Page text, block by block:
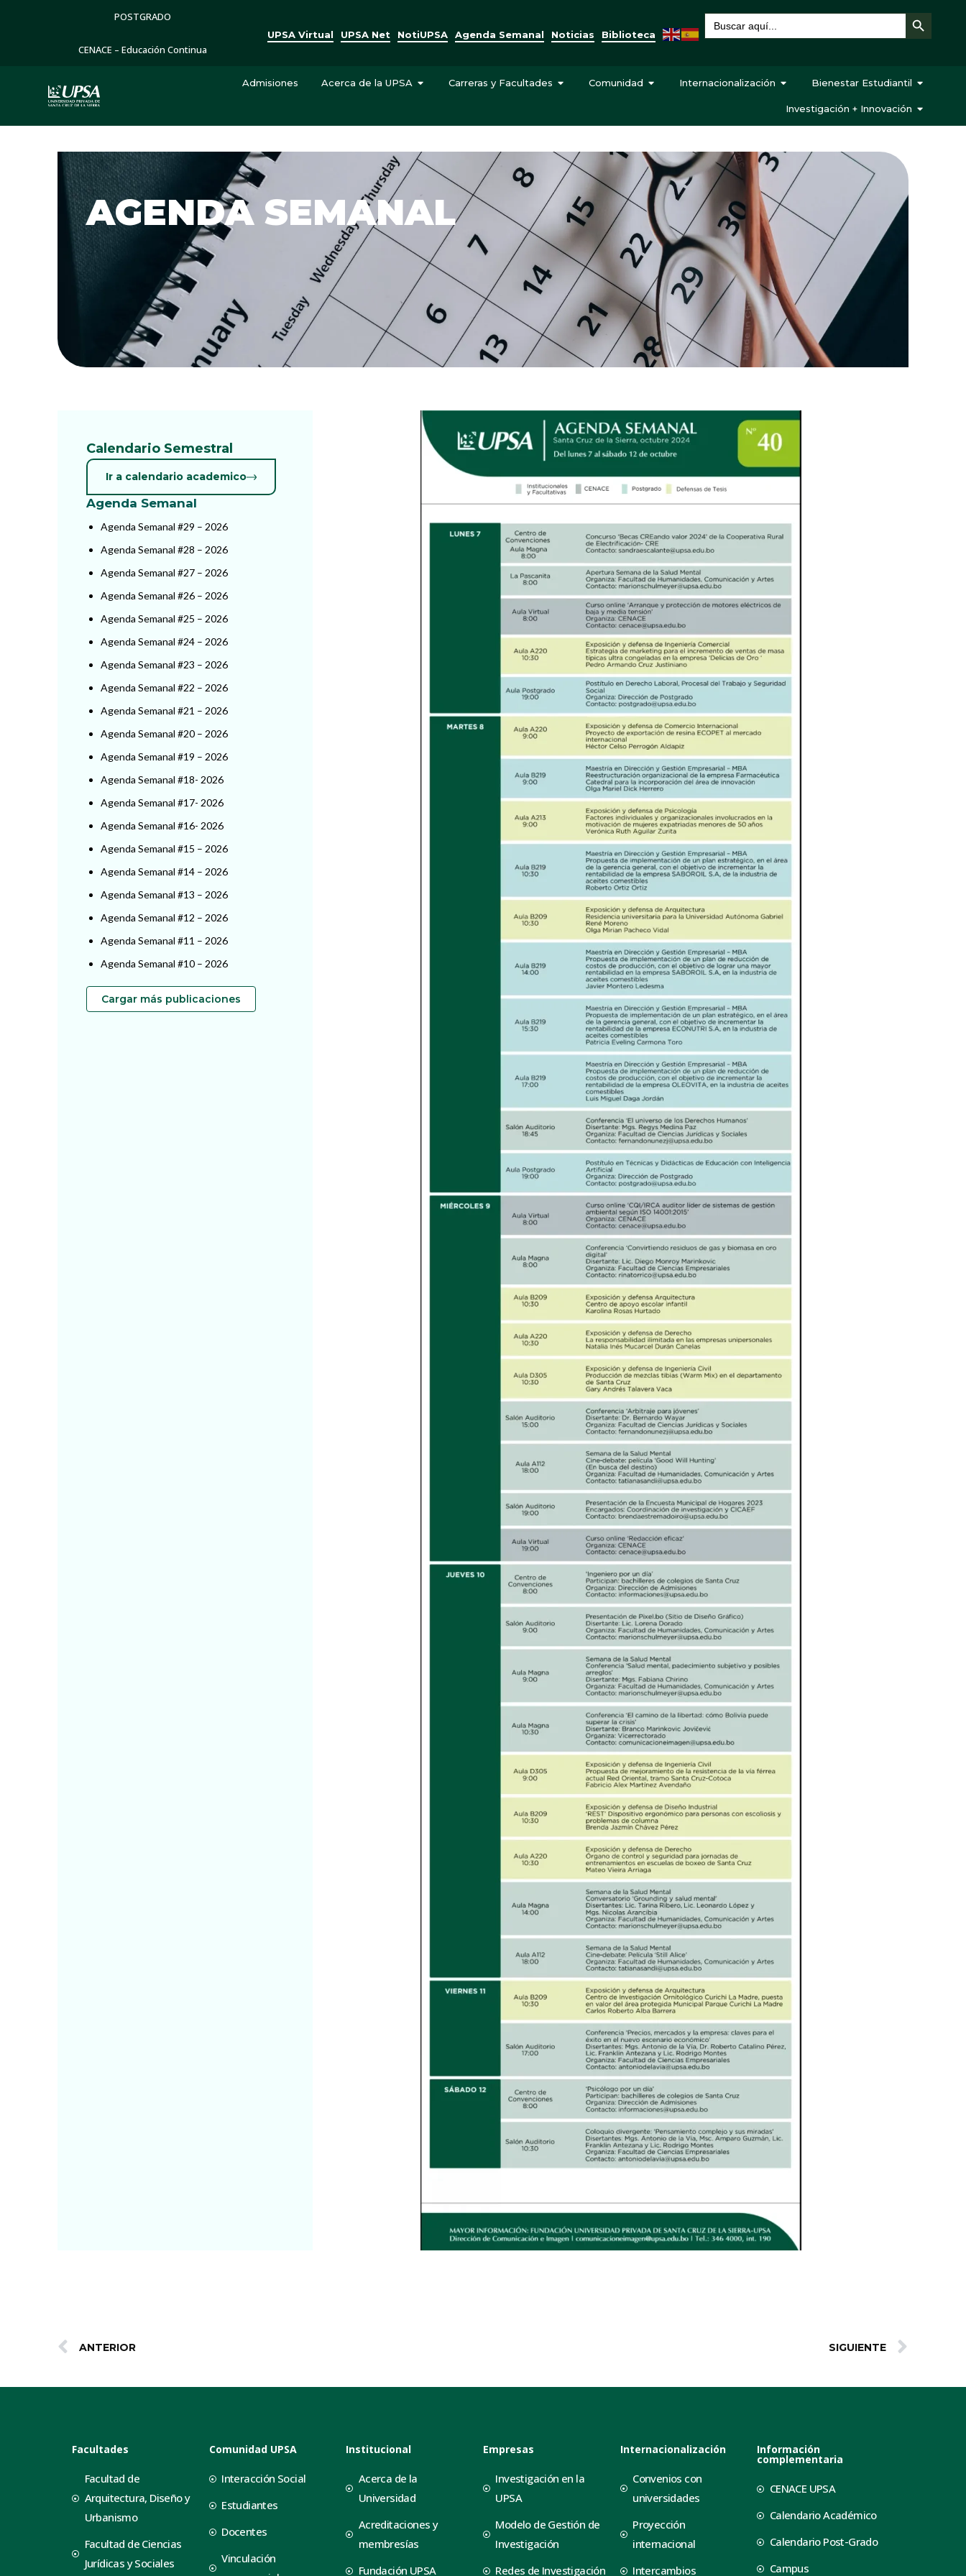
POSTGRADO
CENACE – Educación Continua
UPSA Virtual UPSA Net NotiUPSA Agenda Semanal Noticias Biblioteca
Buscar: Botón de búsqueda
Admisiones Acerca de la UPSA Carreras y Facultades Comunidad Internacionalización Bienestar Estudiantil
Investigación + Innovación
AGENDA SEMANAL
Calendario Semestral
Ir a calendario academico
Agenda Semanal
Agenda Semanal #29 – 2026
Agenda Semanal #28 – 2026
Agenda Semanal #27 – 2026
Agenda Semanal #26 – 2026
Agenda Semanal #25 – 2026
Agenda Semanal #24 – 2026
Agenda Semanal #23 – 2026
Agenda Semanal #22 – 2026
Agenda Semanal #21 – 2026
Agenda Semanal #20 – 2026
Agenda Semanal #19 – 2026
Agenda Semanal #18- 2026
Agenda Semanal #17- 2026
Agenda Semanal #16- 2026
Agenda Semanal #15 – 2026
Agenda Semanal #14 – 2026
Agenda Semanal #13 – 2026
Agenda Semanal #12 – 2026
Agenda Semanal #11 – 2026
Agenda Semanal #10 – 2026
Cargar más publicaciones
ANTERIOR SIGUIENTE
Facultades
Facultad de
Arquitectura, Diseño y
Urbanismo
Facultad de Ciencias
Jurídicas y Sociales
Comunidad UPSA
Interacción Social
Estudiantes
Docentes
Vinculación
Institucional
Acerca de la
Universidad
Acreditaciones y
membresías
Fundación UPSA
Empresas
Investigación en la
UPSA
Modelo de Gestión de
Investigación
Redes de Investigación
Internacionalización
Convenios con
universidades
Proyección
internacional
Intercambios
Información
complementaria
CENACE UPSA
Calendario Académico
Calendario Post-Grado
Campus